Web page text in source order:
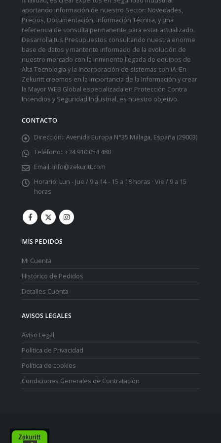
aportando información de nuestro Sector: Novedades,
Precios, Documentación, Información Técnica, y una
referencia de consulta permanente para estar actualizado.
Desarrolla tus Presupuestos consultando nuestra enorme
base de datos y mantente informado de la evolución de
nuestro mercado con la inminente llegada de equipos de
Alta Tecnología y la incorporación de sistemas con iA. En
Zekuritt creemos en la importancia de la Información y crear
la Mayor WEB Global especializada en Protección Contra
Incendios y Seguridad Industrial, es nuestro objetivo.
CONTACTO
Dirección:: Avenida Europa N°35 Málaga, España (29003)
Teléfono:: +34 910 054 480
Email: info@zekuritt.com
Horario: Lun - Jue / 9 a 14 - 15 a 18 horas · Vie / 9 a 15
horas
MIS PEDIDOS
Mi Cuenta
Histórico de Pedidos
Detalles Cuenta
AVISOS LEGALES
Aviso Legal
Política de Privacidad
Política de cookies
Condiciones Generales de Contratación